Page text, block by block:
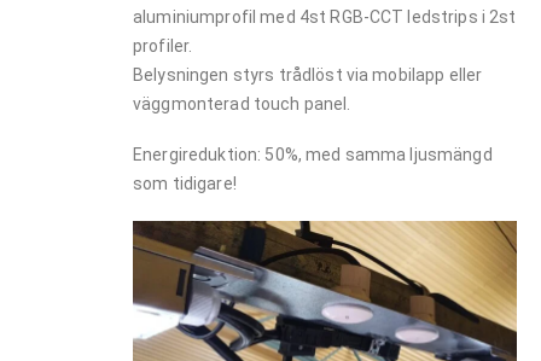
aluminiumprofil med 4st RGB-CCT ledstrips i 2st
profiler.
Belysningen styrs trådlöst via mobilapp eller
väggmonterad touch panel.
Energireduktion: 50%, med samma ljusmängd
som tidigare!